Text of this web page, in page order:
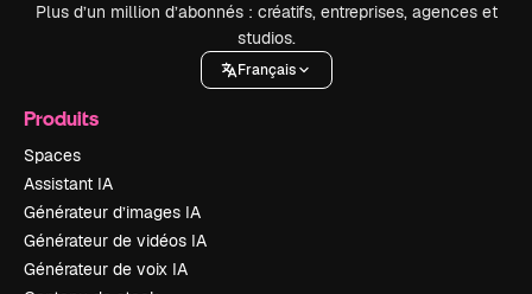
Plus d’un million d’abonnés : créatifs, entreprises, agences et
studios.
Français
Produits
Spaces
Assistant IA
Générateur d’images IA
Générateur de vidéos IA
Générateur de voix IA